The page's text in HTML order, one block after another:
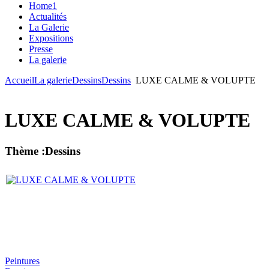
Home1
Actualités
La Galerie
Expositions
Presse
La galerie
AccueilLa galerieDessinsDessins LUXE CALME & VOLUPTE
LUXE CALME & VOLUPTE
Thème :Dessins
Peintures